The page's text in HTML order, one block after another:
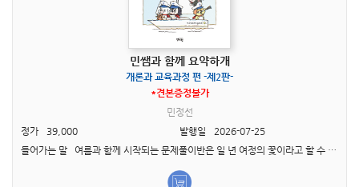
민쌤과 함께 요약하개
개론과 교육과정 편 -제2판-
*견본증정불가
민정선
정가
39,000 발행일
2026-07-25
들어가는 말 여름과 함께 시작되는 문제풀이반은 일 년 여정의 꽃이라고 할 수 있습니다. 꽃이라는 아름다운 표현을 썼지만, 사실 여름반은 나를 직면하는 고통의 연속이고 그래서 용기가 필..